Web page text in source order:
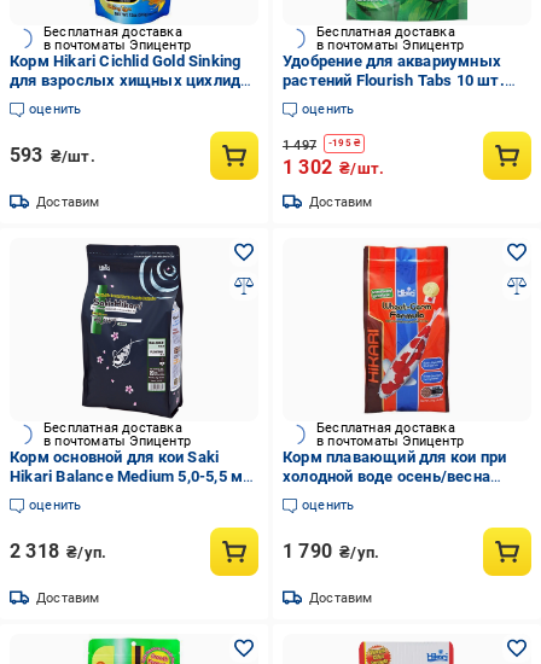
Бесплатная доставка
в почтоматы Эпицентр
Корм Hikari Cichlid Gold Sinking
для взрослых хищных цихлид
15-30 см M гранулы 5,0-5,5 мм
342 г тонущий (04733)
оценить
593 ₴/шт.
Доставим
Бесплатная доставка
в почтоматы Эпицентр
Удобрение для аквариумных
растений Flourish Tabs 10 шт.
(16926)
оценить
1 497 -195₴
1 302 ₴/шт.
Доставим
Бесплатная доставка
в почтоматы Эпицентр
Корм основной для кои Saki
Hikari Balance Medium 5,0-5,5 мм
2 кг (41737)
оценить
2 318 ₴/уп.
Доставим
Бесплатная доставка
в почтоматы Эпицентр
Корм плавающий для кои при
холодной воде осень/весна
Hikari Wheat Germ 2 кг Medium M
5,0-5,5 мм
оценить
1 790 ₴/уп.
Доставим